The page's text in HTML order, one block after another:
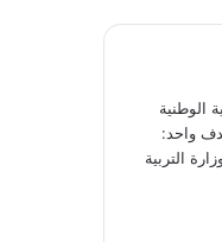
الوطنية
واحد:
التربية